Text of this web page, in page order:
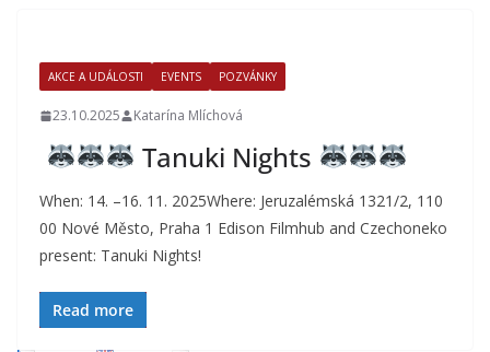
AKCE A UDÁLOSTI EVENTS POZVÁNKY
23.10.2025 Katarína Mlíchová
Tanuki Nights
When: 14. –16. 11. 2025Where: Jeruzalémská 1321/2, 110
00 Nové Město, Praha 1 Edison Filmhub and Czechoneko
present: Tanuki Nights!
Read more